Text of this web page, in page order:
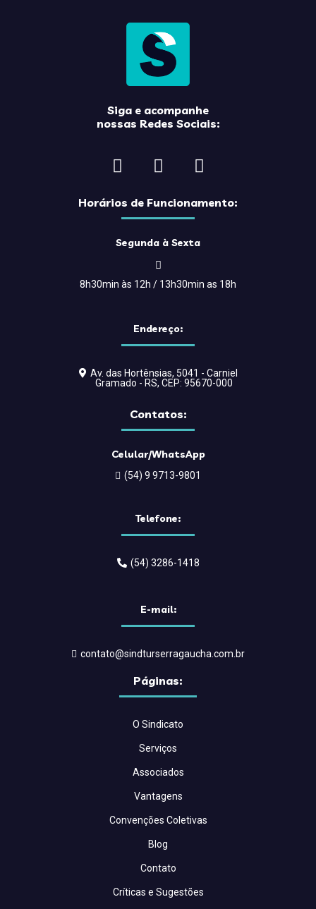
Siga e acompanhe
nossas Redes Sociais:
Horários de Funcionamento:
Segunda à Sexta
8h30min às 12h / 13h30min as 18h
Endereço:
Av. das Hortênsias, 5041 - Carniel
Gramado - RS, CEP: 95670-000
Contatos:
Celular/WhatsApp
(54) 9 9713-9801
Telefone:
(54) 3286-1418
E-mail:
contato@sindturserragaucha.com.br
Páginas:
O Sindicato
Serviços
Associados
Vantagens
Convenções Coletivas
Blog
Contato
Críticas e Sugestões